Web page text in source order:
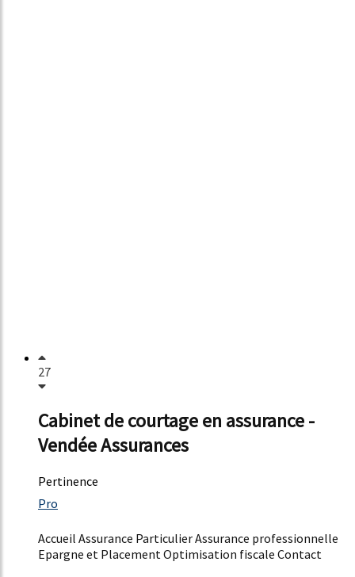
27
Cabinet de courtage en assurance -
Vendée Assurances
Pertinence
61%
Pro
Accueil Assurance Particulier Assurance professionnelle
Epargne et Placement Optimisation fiscale Contact